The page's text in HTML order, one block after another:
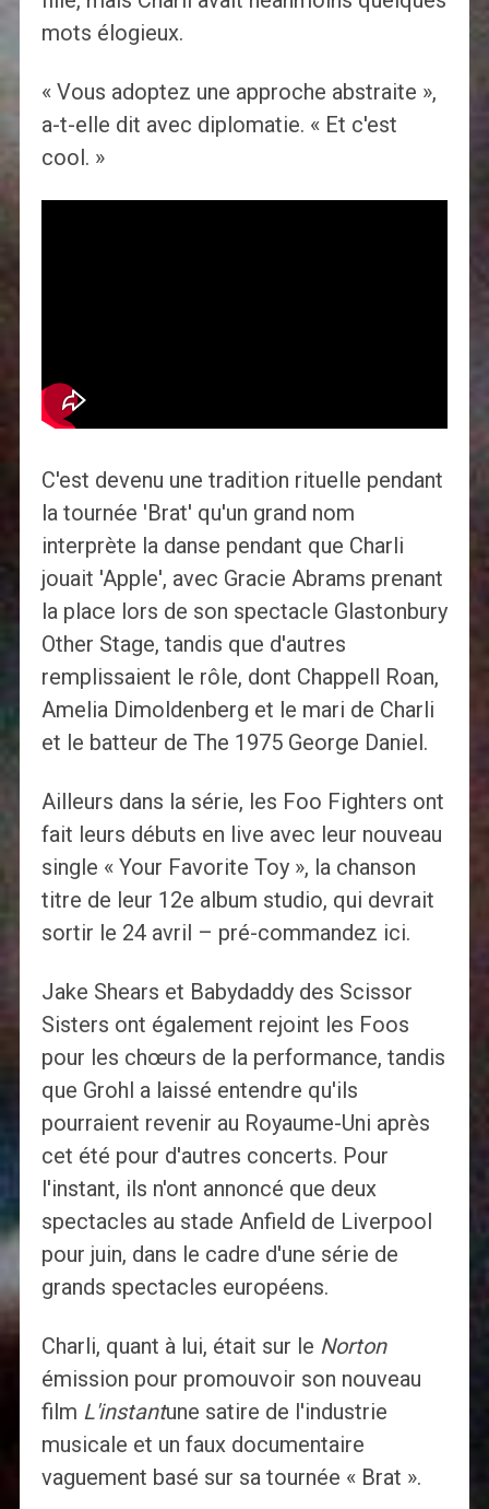
mots élogieux.
« Vous adoptez une approche abstraite »,
a-t-elle dit avec diplomatie. « Et c'est
cool. »
C'est devenu une tradition rituelle pendant
la tournée 'Brat' qu'un grand nom
interprète la danse pendant que Charli
jouait 'Apple', avec Gracie Abrams prenant
la place lors de son spectacle Glastonbury
Other Stage, tandis que d'autres
remplissaient le rôle, dont Chappell Roan,
Amelia Dimoldenberg et le mari de Charli
et le batteur de The 1975 George Daniel.
Ailleurs dans la série, les Foo Fighters ont
fait leurs débuts en live avec leur nouveau
single « Your Favorite Toy », la chanson
titre de leur 12e album studio, qui devrait
sortir le 24 avril – pré-commandez ici.
Jake Shears et Babydaddy des Scissor
Sisters ont également rejoint les Foos
pour les chœurs de la performance, tandis
que Grohl a laissé entendre qu'ils
pourraient revenir au Royaume-Uni après
cet été pour d'autres concerts. Pour
l'instant, ils n'ont annoncé que deux
spectacles au stade Anfield de Liverpool
pour juin, dans le cadre d'une série de
grands spectacles européens.
Charli, quant à lui, était sur le Norton
émission pour promouvoir son nouveau
film L'instantune satire de l'industrie
musicale et un faux documentaire
vaguement basé sur sa tournée « Brat ».